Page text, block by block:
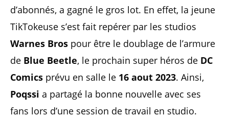
d’abonnés, a gagné le gros lot. En effet, la jeune
TikTokeuse s’est fait repérer par les studios
Warnes Bros pour être le doublage de l’armure
de Blue Beetle, le prochain super héros de DC
Comics prévu en salle le 16 aout 2023. Ainsi,
Poqssi a partagé la bonne nouvelle avec ses
fans lors d’une session de travail en studio.